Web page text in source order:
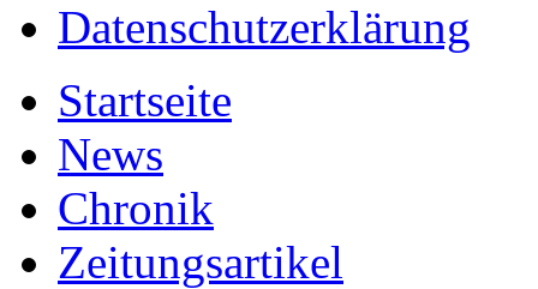
Datenschutzerklärung
Startseite
News
Chronik
Zeitungsartikel